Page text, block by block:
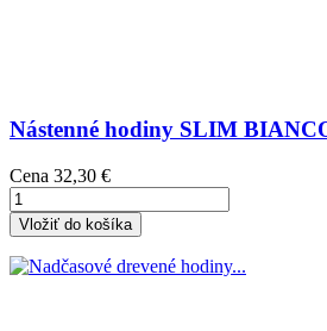
Nástenné hodiny SLIM
Cena 32,30 €
Vložiť do košíka